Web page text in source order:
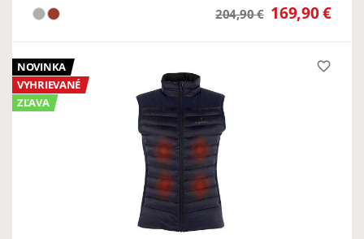
204,90 € 169,90 €
NOVINKA
VYHRIEVANÉ
ZĽAVA
favorite_border